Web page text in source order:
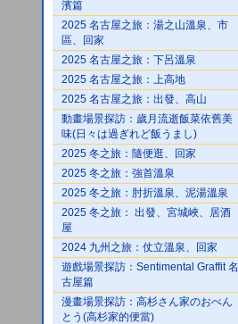
濱篇
2025 名古屋之旅：湯之山溫泉、市
區、回家
2025 名古屋之旅：下呂溫泉
2025 名古屋之旅：上高地
2025 名古屋之旅：出發、高山
動畫場景探訪：歲月流逝飯菜依舊美
味(日々は過ぎれど飯うまし)
2025 冬之旅：隨便逛、回家
2025 冬之旅：強首溫泉
2025 冬之旅：肘折溫泉、泥湯溫泉
2025 冬之旅： 出發、宮城峽、居酒
屋
2024 九州之旅：仗立溫泉、回家
遊戲場景探訪：Sentimental Graffit 名
古屋篇
漫畫場景探訪：高杉さん家のおべん
とう(高杉家的便當)